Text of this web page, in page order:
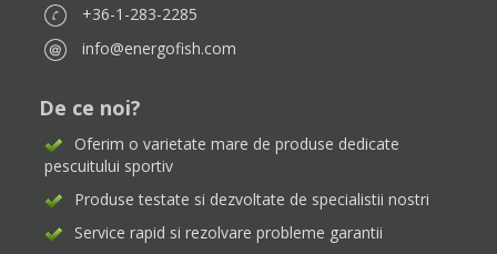
+36-1-283-2285
info@energofish.com
De ce noi?
Oferim o varietate mare de produse dedicate
pescuitului sportiv
Produse testate si dezvoltate de specialistii nostri
Service rapid si rezolvare probleme garantii